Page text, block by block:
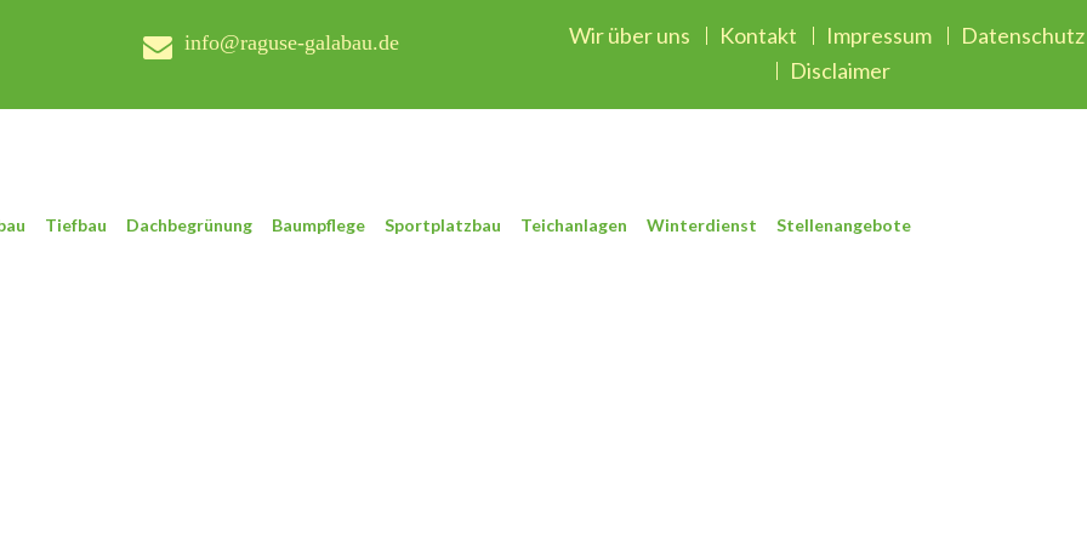
info@raguse-galabau.de Wir über uns Kontakt Impressum
Datenschutz
Disclaimer
Tiefbau Dachbegrünung Baumpflege Sportplatzbau Teichanlagen Winterdienst Stellenangebote